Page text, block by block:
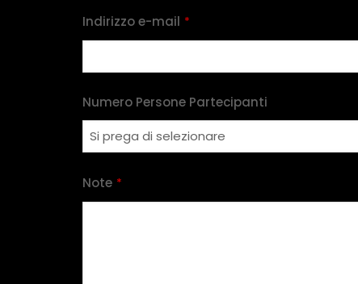
Indirizzo e-mail *
Numero Persone Partecipanti
Note *